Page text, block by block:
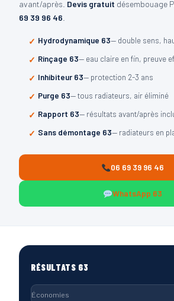
avant/après. Devis gratuit désembouage
69 39 96 46
Hydrodynamique 63— double sens,
Rinçage 63— eau claire en fin, preuve
Inhibiteur 63— protection 2-3 ans
Purge 63— tous radiateurs, air éliminé
Rapport 63— résultats avant/après
Sans démontage 63— radiateurs en
06 69 39 96 46
WhatsApp 63
RÉSULTATS 63
Économies